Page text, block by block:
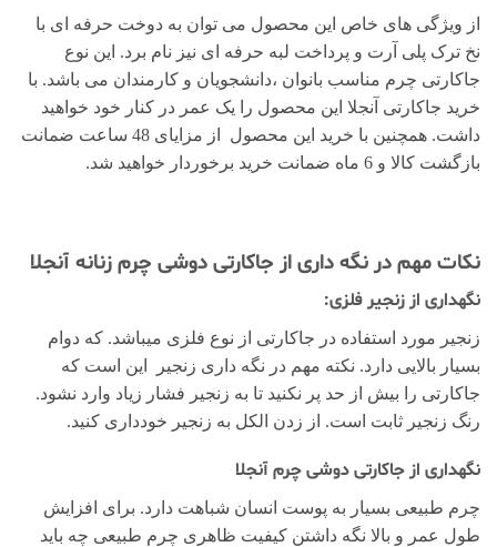
از ویژگی های خاص این محصول می توان به دوخت حرفه ای با
نخ ترک پلی آرت و پرداخت لبه حرفه ای نیز نام برد. این نوع
جاکارتی چرم مناسب بانوان ،دانشجویان و کارمندان می باشد. با
خرید جاکارتی آنجلا این محصول را یک عمر در کنار خود خواهید
داشت. همچنین با خرید این محصول از مزایای 48 ساعت ضمانت
بازگشت کالا و 6 ماه ضمانت خرید برخوردار خواهید شد.
نکات مهم در نگه داری از جاکارتی دوشی چرم زنانه آنجلا
نگهداری از زنجیر فلزی:
زنجیر مورد استفاده در جاکارتی از نوع فلزی میباشد. که دوام
بسیار بالایی دارد. نکته مهم در نگه داری زنجیر این است که
جاکارتی را بیش از حد پر نکنید تا به زنجیر فشار زیاد وارد نشود.
رنگ زنجیر ثابت است. از زدن الکل به زنجیر خودداری کنید.
نگهداری از جاکارتی دوشی چرم آنجلا
چرم طبیعی بسیار به پوست انسان شباهت دارد. برای افزایش
طول عمر و بالا نگه داشتن کیفیت ظاهری چرم طبیعی چه باید